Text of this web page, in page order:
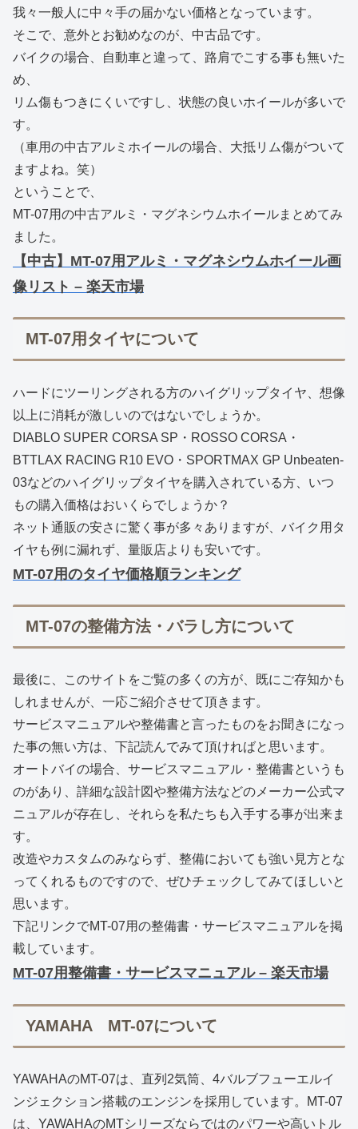
我々一般人に中々手の届かない価格となっています。
そこで、意外とお勧めなのが、中古品です。
バイクの場合、自動車と違って、路肩でこする事も無いた
め、
リム傷もつきにくいですし、状態の良いホイールが多いで
す。
（車用の中古アルミホイールの場合、大抵リム傷がついて
ますよね。笑）
ということで、
MT-07用の中古アルミ・マグネシウムホイールまとめてみ
ました。
【中古】MT-07用アルミ・マグネシウムホイール画
像リスト – 楽天市場
MT-07用タイヤについて
ハードにツーリングされる方のハイグリップタイヤ、想像
以上に消耗が激しいのではないでしょうか。
DIABLO SUPER CORSA SP・ROSSO CORSA・
BTTLAX RACING R10 EVO・SPORTMAX GP Unbeaten-
03などのハイグリップタイヤを購入されている方、いつ
もの購入価格はおいくらでしょうか？
ネット通販の安さに驚く事が多々ありますが、バイク用タ
イヤも例に漏れず、量販店よりも安いです。
MT-07用のタイヤ価格順ランキング
MT-07の整備方法・バラし方について
最後に、このサイトをご覧の多くの方が、既にご存知かも
しれませんが、一応ご紹介させて頂きます。
サービスマニュアルや整備書と言ったものをお聞きになっ
た事の無い方は、下記読んでみて頂ければと思います。
オートバイの場合、サービスマニュアル・整備書というも
のがあり、詳細な設計図や整備方法などのメーカー公式マ
ニュアルが存在し、それらを私たちも入手する事が出来ま
す。
改造やカスタムのみならず、整備においても強い見方とな
ってくれるものですので、ぜひチェックしてみてほしいと
思います。
下記リンクでMT-07用の整備書・サービスマニュアルを掲
載しています。
MT-07用整備書・サービスマニュアル – 楽天市場
YAMAHA MT-07について
YAWAHAのMT-07は、直列2気筒、4バルブフューエルイ
ンジェクション搭載のエンジンを採用しています。MT-07
は、YAWAHAのMTシリーズならではのパワーや高いトル